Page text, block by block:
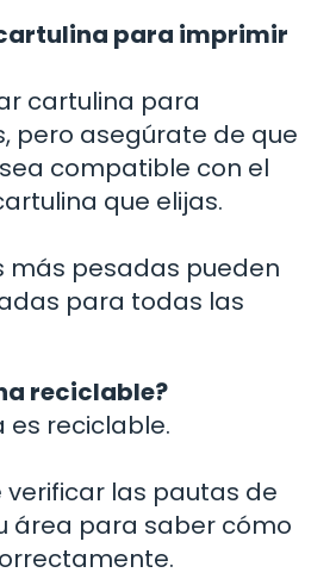
para imprimir
cartulina para
pero asegúrate de que
compatible con el
que elijas.
más pesadas pueden
para todas las
reciclable?
es reciclable.
las pautas de
área para saber cómo